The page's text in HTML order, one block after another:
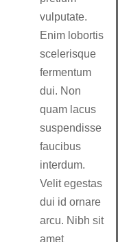
vulputate.
Enim lobortis
scelerisque
fermentum
dui. Non
quam lacus
suspendisse
faucibus
interdum.
Velit egestas
dui id ornare
arcu. Nibh sit
amet